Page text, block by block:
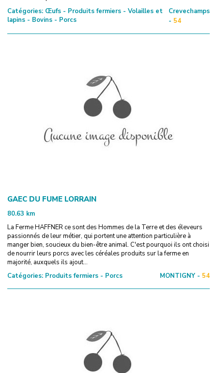
Catégories: Œufs - Produits fermiers - Volailles et
lapins - Bovins - Porcs
Crevechamps
- 54
GAEC DU FUME LORRAIN
80.63 km
La Ferme HAFFNER ce sont des Hommes de la Terre et des éleveurs
passionnés de leur métier, qui portent une attention particulière à
manger bien, soucieux du bien-être animal. C'est pourquoi ils ont choisi
de nourrir leurs porcs avec les céréales produits sur la ferme en
majorité, auxquels ils ajout...
Catégories: Produits fermiers - Porcs MONTIGNY - 54